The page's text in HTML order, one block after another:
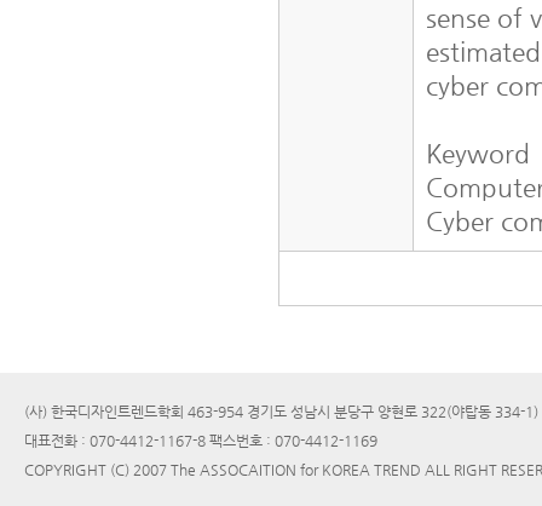
sense of
cyber
Keyword
Cyber
(사) 한국디자인트렌드학회 463-954 경기도 성남시 분당구 양현로 322(야탑동 334-
대표전화 : 070-4412-1167-8 팩스번호 : 070-4412-1169
COPYRIGHT (C) 2007 The ASSOCAITION for KOREA TREND ALL RIGHT